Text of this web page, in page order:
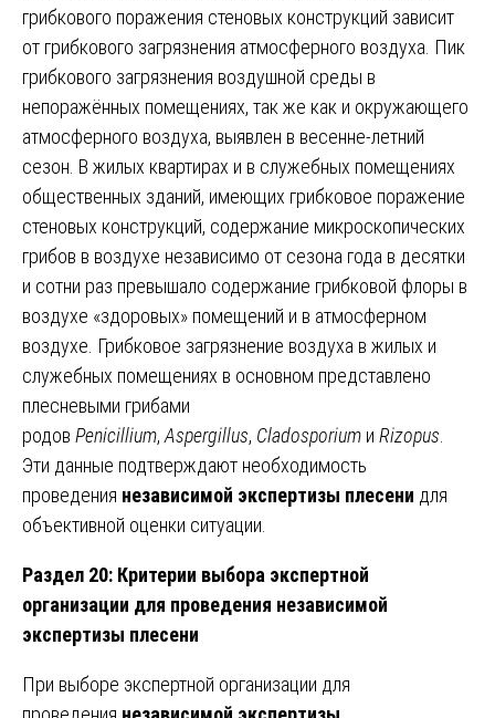
грибкового поражения стеновых конструкций зависит
от грибкового загрязнения атмосферного воздуха. Пик
грибкового загрязнения воздушной среды в
непоражённых помещениях, так же как и окружающего
атмосферного воздуха, выявлен в весенне-летний
сезон. В жилых квартирах и в служебных помещениях
общественных зданий, имеющих грибковое поражение
стеновых конструкций, содержание микроскопических
грибов в воздухе независимо от сезона года в десятки
и сотни раз превышало содержание грибковой флоры в
воздухе «здоровых» помещений и в атмосферном
воздухе. Грибковое загрязнение воздуха в жилых и
служебных помещениях в основном представлено
плесневыми грибами
родов Penicillium, Aspergillus, Cladosporium и Rizopus
Эти данные подтверждают необходимость
проведения независимой экспертизы плесени для
объективной оценки ситуации.
Раздел 20: Критерии выбора экспертной
организации для проведения независимой
экспертизы плесени
При выборе экспертной организации для